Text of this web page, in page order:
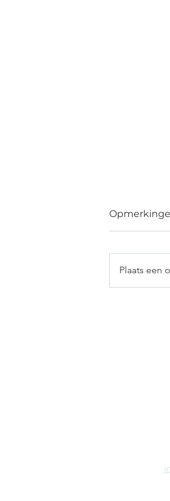
Plaats een